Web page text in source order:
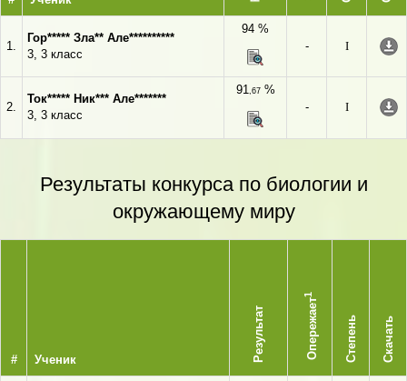
1.
Гор***** Зла** Але**********
3, 3 класс
94 %
-
I
2.
Ток***** Ник*** Але*******
3, 3 класс
91,67%
-
I
Результаты конкурса по биологии и
окружающему миру
# Ученик Результат Опережает
1
Степень Скачать